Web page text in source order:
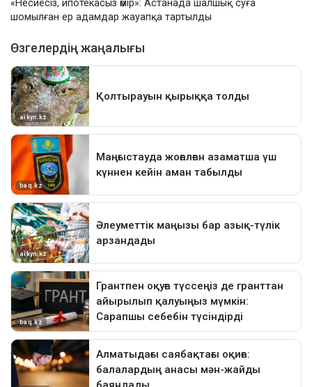
«Несиесіз, ипотекасыз өмір»: Астанада шалшық суға
шомылған ер адамдар жауапқа тартылды